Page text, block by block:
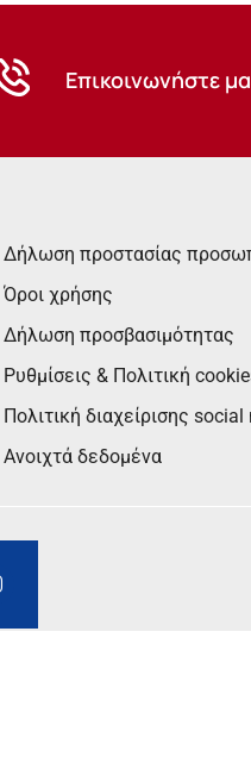
Επικοινωνήστε
Δήλωση προστασίας
Όροι χρήσης
Δήλωση προσβασιμότητας
Ρυθμίσεις & Πολιτική
Πολιτική διαχείρισης
Ανοιχτά δεδομένα